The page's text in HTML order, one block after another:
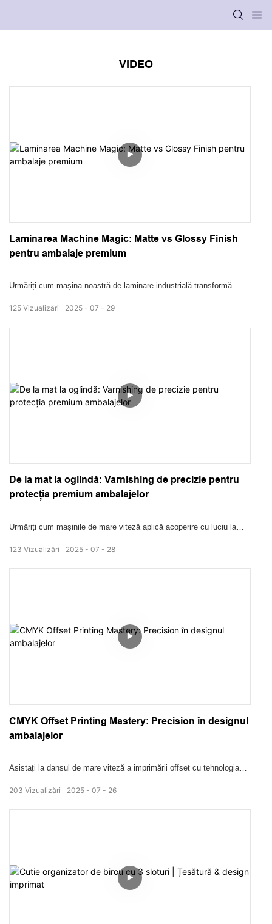
VIDEO
Laminarea Machine Magic: Matte vs Glossy Finish
pentru ambalaje premium
Urmăriți cum mașina noastră de laminare industrială transformă
2025 07 29
125 Vizualizări
De la mat la oglindă: Varnishing de precizie pentru
protecția premium ambalajelor
Urmăriți cum mașinile de mare viteză aplică acoperire cu luciu la
2025 07 28
123 Vizualizări
CMYK Offset Printing Mastery: Precision în designul
ambalajelor
Asistați la dansul de mare viteză a imprimării offset cu tehnologia
2025 07 26
203 Vizualizări